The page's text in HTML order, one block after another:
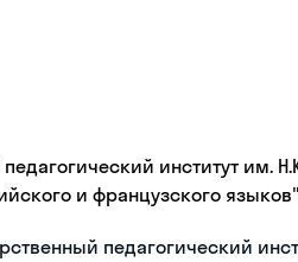
институт им.
и французского языков"
педагогический